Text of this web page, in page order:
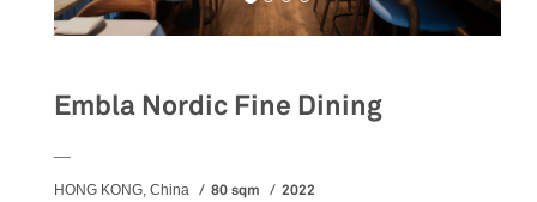
Embla Nordic Fine Dining
HONG KONG, China 80 sqm
2022